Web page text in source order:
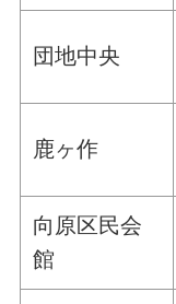
団地中央
鹿ヶ作
向原区民会
館